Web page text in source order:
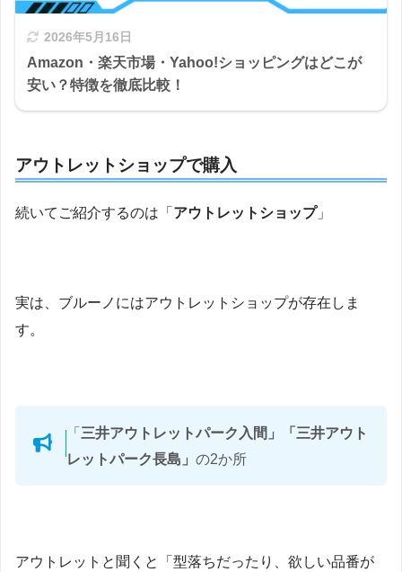
2026年5月16日
Amazon・楽天市場・Yahoo!ショッピングはどこが
安い？特徴を徹底比較！
アウトレットショップで購入
続いてご紹介するのは「 アウトレットショップ」
実は、ブルーノにはアウトレットショップが存在しま
す。
「 三井アウトレットパーク入間」「三井アウト
レットパーク長島」 の2か所
アウトレットと聞くと「型落ちだったり、欲しい品番が